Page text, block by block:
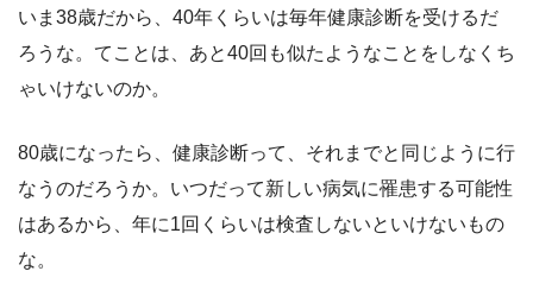
いま38歳だから、40年くらいは毎年健康診断を受けるだ
ろうな。てことは、あと40回も似たようなことをしなくち
ゃいけないのか。
80歳になったら、健康診断って、それまでと同じように行
なうのだろうか。いつだって新しい病気に罹患する可能性
はあるから、年に1回くらいは検査しないといけないもの
な。